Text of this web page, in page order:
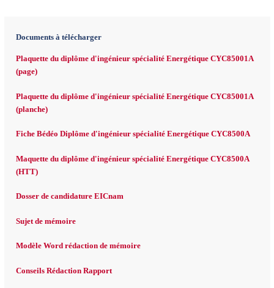
Documents à télécharger
Plaquette du diplôme d'ingénieur spécialité Energétique CYC85001A
(page)
Plaquette du diplôme d'ingénieur spécialité Energétique CYC85001A
(planche)
Fiche Bédéo Diplôme d'ingénieur spécialité Energétique CYC8500A
Maquette du diplôme d'ingénieur spécialité Energétique CYC8500A
(HTT)
Dosser de candidature EICnam
Sujet de mémoire
Modèle Word rédaction de mémoire
Conseils Rédaction Rapport